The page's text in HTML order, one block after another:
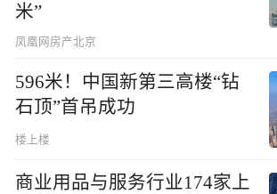
米”
凤凰网房产北京
596米！中国新第三高楼“钻
石顶”首吊成功
楼上楼
商业用品与服务行业174家上